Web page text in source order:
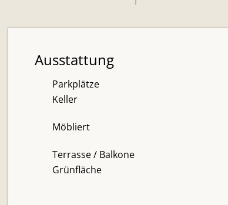
Ausstattung
Parkplätze
Keller
Möbliert
Terrasse / Balkone
Grünfläche